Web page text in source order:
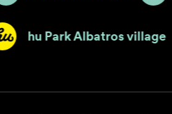
hu Park Albatros